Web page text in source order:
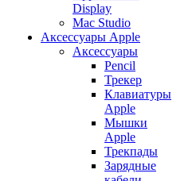
Display
Mac Studio
Аксессуары Apple
Аксессуары
Pencil
Трекер
Клавиатуры
Apple
Мышки
Apple
Трекпады
Зарядные